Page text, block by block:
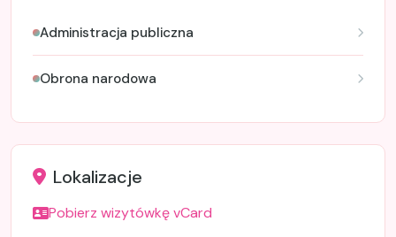
Administracja publiczna
Obrona narodowa
Lokalizacje
Pobierz wizytówkę vCard